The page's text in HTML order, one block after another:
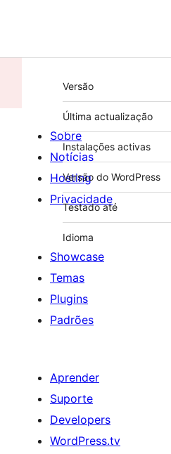
Metadados
Versão
Última actualização
Instalações activas
Versão do WordPress
Testado até
Idioma
Sobre
Notícias
Hosting
Privacidade
Showcase
Temas
Plugins
Padrões
Aprender
Suporte
Developers
WordPress.tv